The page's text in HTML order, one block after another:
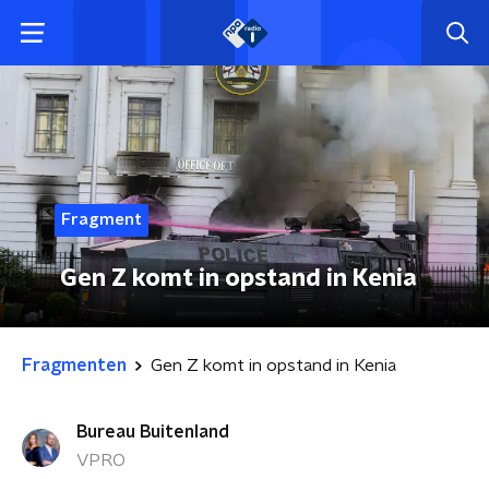
Fragment
Gen Z komt in opstand in Kenia
Fragmenten Gen Z komt in opstand in Kenia
Bureau Buitenland
VPRO